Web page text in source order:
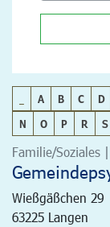
A B C D
N
O P R S
Familie/Soziales
Wießgäßchen 29
63225 Langen